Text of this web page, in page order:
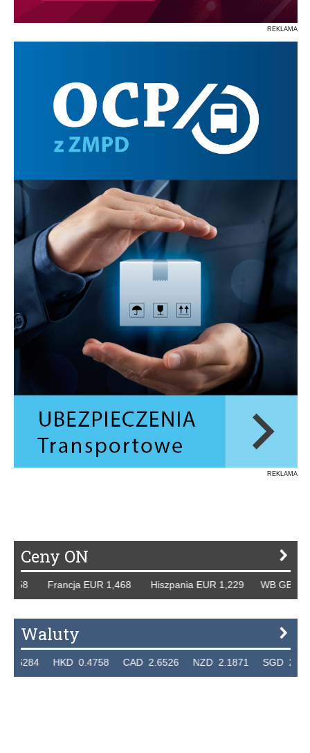
REKLAMA
REKLAMA
Ceny ON
EUR 1,468 Hiszpania EUR 1,229 WB GBP 1,318
Waluty
0.4758 CAD 2.6526 NZD 2.1871 SGD 2.9103